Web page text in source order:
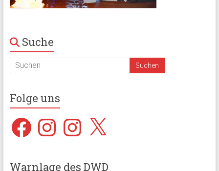
Suche
Folge uns
FacebookInstagramInstagram
X
Warnlage des DWD